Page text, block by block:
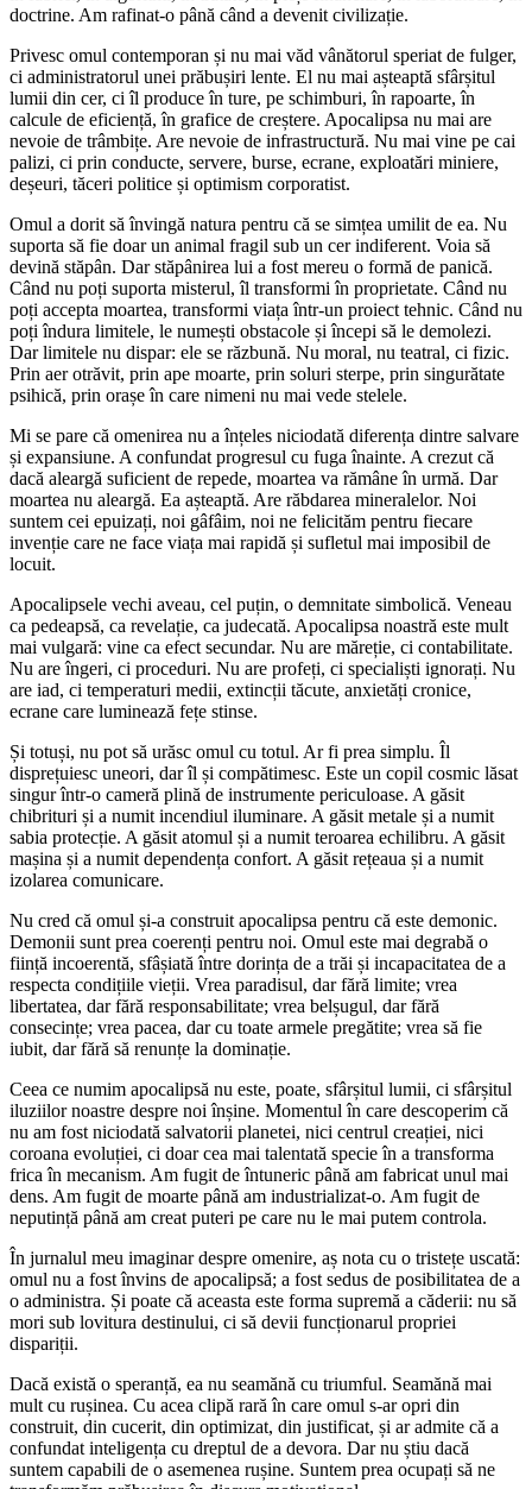
doctrine. Am rafinat-o până când a devenit civilizație.
Privesc omul contemporan și nu mai văd vânătorul speriat de fulger,
ci administratorul unei prăbușiri lente. El nu mai așteaptă sfârșitul
lumii din cer, ci îl produce în ture, pe schimburi, în rapoarte, în
calcule de eficiență, în grafice de creștere. Apocalipsa nu mai are
nevoie de trâmbițe. Are nevoie de infrastructură. Nu mai vine pe cai
palizi, ci prin conducte, servere, burse, ecrane, exploatări miniere,
deșeuri, tăceri politice și optimism corporatist.
Omul a dorit să învingă natura pentru că se simțea umilit de ea. Nu
suporta să fie doar un animal fragil sub un cer indiferent. Voia să
devină stăpân. Dar stăpânirea lui a fost mereu o formă de panică.
Când nu poți suporta misterul, îl transformi în proprietate. Când nu
poți accepta moartea, transformi viața într-un proiect tehnic. Când nu
poți îndura limitele, le numești obstacole și începi să le demolezi.
Dar limitele nu dispar: ele se răzbună. Nu moral, nu teatral, ci fizic.
Prin aer otrăvit, prin ape moarte, prin soluri sterpe, prin singurătate
psihică, prin orașe în care nimeni nu mai vede stelele.
Mi se pare că omenirea nu a înțeles niciodată diferența dintre salvare
și expansiune. A confundat progresul cu fuga înainte. A crezut că
dacă aleargă suficient de repede, moartea va rămâne în urmă. Dar
moartea nu aleargă. Ea așteaptă. Are răbdarea mineralelor. Noi
suntem cei epuizați, noi gâfâim, noi ne felicităm pentru fiecare
invenție care ne face viața mai rapidă și sufletul mai imposibil de
locuit.
Apocalipsele vechi aveau, cel puțin, o demnitate simbolică. Veneau
ca pedeapsă, ca revelație, ca judecată. Apocalipsa noastră este mult
mai vulgară: vine ca efect secundar. Nu are măreție, ci contabilitate.
Nu are îngeri, ci proceduri. Nu are profeți, ci specialiști ignorați. Nu
are iad, ci temperaturi medii, extincții tăcute, anxietăți cronice,
ecrane care luminează fețe stinse.
Și totuși, nu pot să urăsc omul cu totul. Ar fi prea simplu. Îl
disprețuiesc uneori, dar îl și compătimesc. Este un copil cosmic lăsat
singur într-o cameră plină de instrumente periculoase. A găsit
chibrituri și a numit incendiul iluminare. A găsit metale și a numit
sabia protecție. A găsit atomul și a numit teroarea echilibru. A găsit
mașina și a numit dependența confort. A găsit rețeaua și a numit
izolarea comunicare.
Nu cred că omul și-a construit apocalipsa pentru că este demonic.
Demonii sunt prea coerenți pentru noi. Omul este mai degrabă o
ființă incoerentă, sfâșiată între dorința de a trăi și incapacitatea de a
respecta condițiile vieții. Vrea paradisul, dar fără limite; vrea
libertatea, dar fără responsabilitate; vrea belșugul, dar fără
consecințe; vrea pacea, dar cu toate armele pregătite; vrea să fie
iubit, dar fără să renunțe la dominație.
Ceea ce numim apocalipsă nu este, poate, sfârșitul lumii, ci sfârșitul
iluziilor noastre despre noi înșine. Momentul în care descoperim că
nu am fost niciodată salvatorii planetei, nici centrul creației, nici
coroana evoluției, ci doar cea mai talentată specie în a transforma
frica în mecanism. Am fugit de întuneric până am fabricat unul mai
dens. Am fugit de moarte până am industrializat-o. Am fugit de
neputință până am creat puteri pe care nu le mai putem controla.
În jurnalul meu imaginar despre omenire, aș nota cu o tristețe uscată:
omul nu a fost învins de apocalipsă; a fost sedus de posibilitatea de a
o administra. Și poate că aceasta este forma supremă a căderii: nu să
mori sub lovitura destinului, ci să devii funcționarul propriei
dispariții.
Dacă există o speranță, ea nu seamănă cu triumful. Seamănă mai
mult cu rușinea. Cu acea clipă rară în care omul s-ar opri din
construit, din cucerit, din optimizat, din justificat, și ar admite că a
confundat inteligența cu dreptul de a devora. Dar nu știu dacă
suntem capabili de o asemenea rușine. Suntem prea ocupați să ne